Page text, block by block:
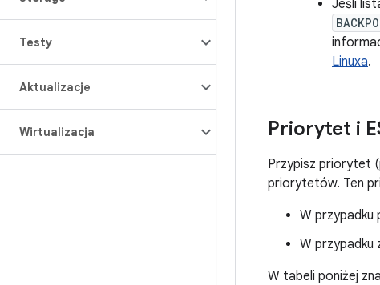
Testy
Aktualizacje
Wirtualizacja
Jeśli
Linuxa.
Priorytet i
Przypisz priorytet
priorytetów. Ten
W przypadku
W przypadku
W tabeli poniżej